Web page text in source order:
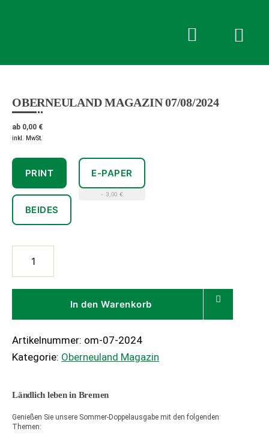
Ehlers
OBERNEULAND MAGAZIN 07/08/2024
ab 0,00 €
inkl. MwSt.
PRINT E-PAPER
- 3,00 €
BEIDES
In den Warenkorb
Artikelnummer: om-07-2024
Kategorie: Oberneuland Magazin
Ländlich leben in Bremen
Genießen Sie unsere Sommer-Doppelausgabe mit den folgenden
Themen: